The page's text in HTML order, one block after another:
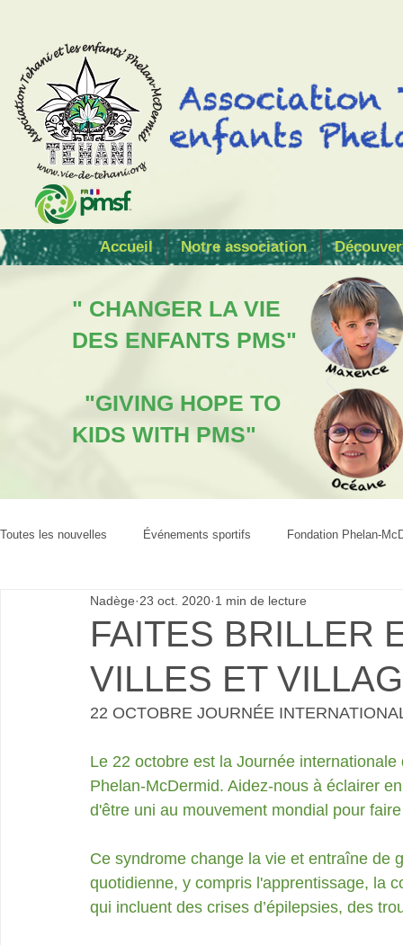
Accueil Notre association
" CHANGER LA VIE
DES ENFANTS PMS"
"GIVING HOPE TO
KIDS WITH PMS"
Toutes les nouvelles Événements sportifs Fondation Phelan-
FAITES BRILLER
VILLES ET
Nadège 23 oct. 2020 1 min de lecture
22 OCTOBRE JOURNÉE
Le 22 octobre est la Journée
Phelan-McDermid. Aidez-nous à éclairer
d'être uni au mouvement mondial pour
Ce syndrome change la vie et entraîne de
quotidienne, y compris l'apprentissage, la
qui incluent des crises d’épilepsies, des